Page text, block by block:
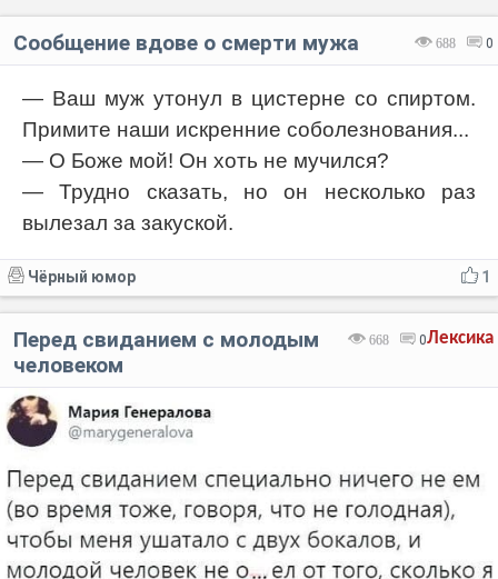
688 0
Сообщение вдове о смерти мужа
— Ваш муж утонул в цистерне со спиртом.
Примите наши искренние соболезнования...
— О Боже мой! Он хоть не мучился?
— Трудно сказать, но он несколько раз
вылезал за закуской.
1
Чёрный юмор
Лексика
668 0
Перед свиданием с молодым
человеком